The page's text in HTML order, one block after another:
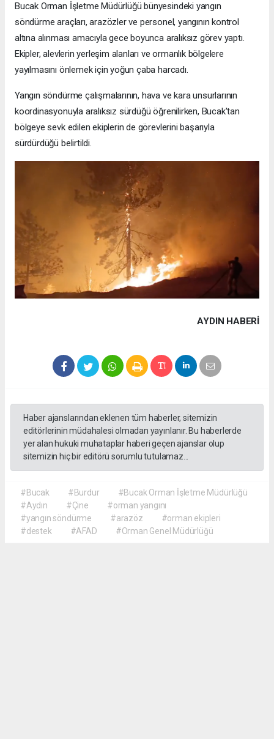
Bucak Orman İşletme Müdürlüğü bünyesindeki yangın
söndürme araçları, arazözler ve personel, yangının kontrol
altına alınması amacıyla gece boyunca aralıksız görev yaptı.
Ekipler, alevlerin yerleşim alanları ve ormanlık bölgelere
yayılmasını önlemek için yoğun çaba harcadı.
Yangın söndürme çalışmalarının, hava ve kara unsurlarının
koordinasyonuyla aralıksız sürdüğü öğrenilirken, Bucak'tan
bölgeye sevk edilen ekiplerin de görevlerini başarıyla
sürdürdüğü belirtildi.
AYDIN HABERİ
Haber ajanslarından eklenen tüm haberler, sitemizin
editörlerinin müdahalesi olmadan yayınlanır. Bu haberlerde
yer alan hukuki muhataplar haberi geçen ajanslar olup
sitemizin hiç bir editörü sorumlu tutulamaz...
#Bucak #Burdur
#Bucak Orman İşletme Müdürlüğü
#Aydın
#Çine
#orman yangını
#yangın söndürme
#arazöz
#orman ekipleri
#destek
#AFAD #Orman Genel Müdürlüğü